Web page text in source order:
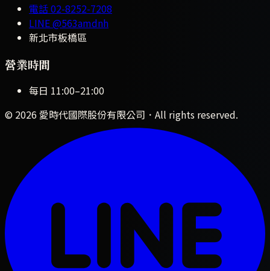
電話02-8252-7208
LINE@563amdnh
新北市板橋區
營業時間
每日 11:00–21:00
© 2026 愛時代國際股份有限公司 ．All rights reserved.